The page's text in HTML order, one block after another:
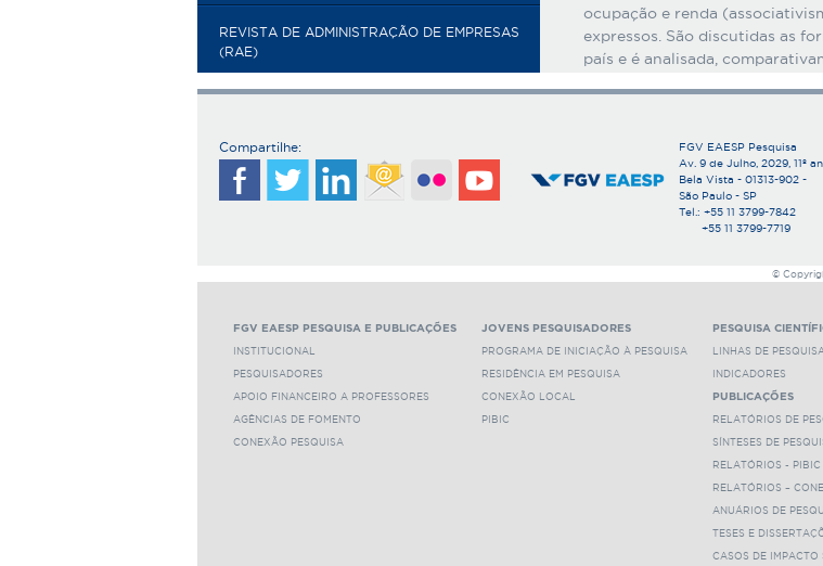
ocupação e renda
expressos. São discutidas as
país e é analisada,
Anexos:
P00165_1.pdf
REVISTA DE ADMINISTRAÇÃO DE EMPRESAS
(RAE)
Compartilhe:
FGV EAESP Pesquisa
Av. 9 de Julho, 2029, 11º
Bela Vista - 01313-902 -
São Paulo - SP
Tel.: +55 11 3799-7842
+55 11 3799-7719
©
FGV EAESP PESQUISA E PUBLICAÇÕES
INSTITUCIONAL
PESQUISADORES
APOIO FINANCEIRO A PROFESSORES
AGÊNCIAS DE FOMENTO
CONEXÃO PESQUISA
JOVENS PESQUISADORES
PROGRAMA DE INICIAÇÃO À PESQUISA
RESIDÊNCIA EM PESQUISA
CONEXÃO LOCAL
PIBIC
PESQUISA
LINHAS DE
INDICADORES
PUBLICAÇÕES
RELATÓRIOS DE
SÍNTESES DE
RELATÓRIOS - PIBIC
RELATÓRIOS –
ANUÁRIOS DE
TESES E
CASOS DE IMPACTO